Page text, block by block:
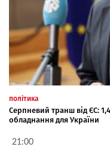
політика
Серпневий транш від ЄС:
обладнання для України
21:00